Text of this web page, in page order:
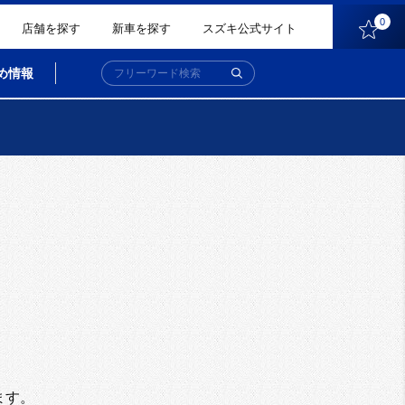
店舗を探す 新車を探す スズキ公式サイト 0
情報
す。